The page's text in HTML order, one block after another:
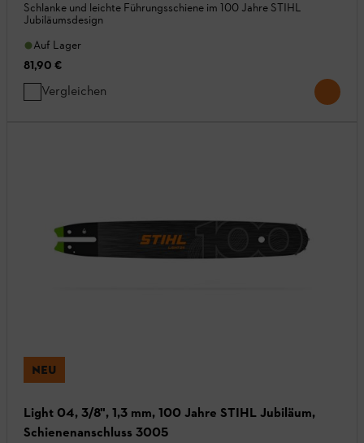
Schlanke und leichte Führungsschiene im 100 Jahre STIHL
Jubiläumsdesign
Auf Lager
81,90 €
Vergleichen
NEU
Light 04, 3/8", 1,3 mm, 100 Jahre STIHL Jubiläum,
Schienenanschluss 3005